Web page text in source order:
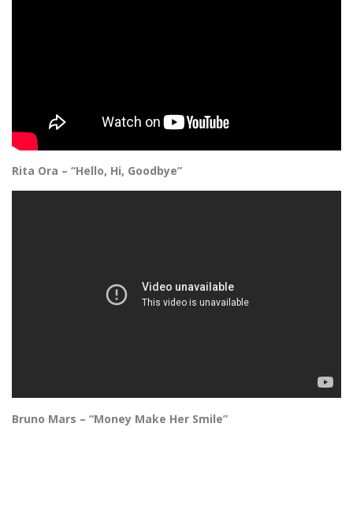
Rita Ora – “Hello, Hi, Goodbye”
Bruno Mars – “Money Make Her Smile”